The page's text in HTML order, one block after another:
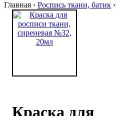
Главная › Роспись ткани, батик ›
Краска для